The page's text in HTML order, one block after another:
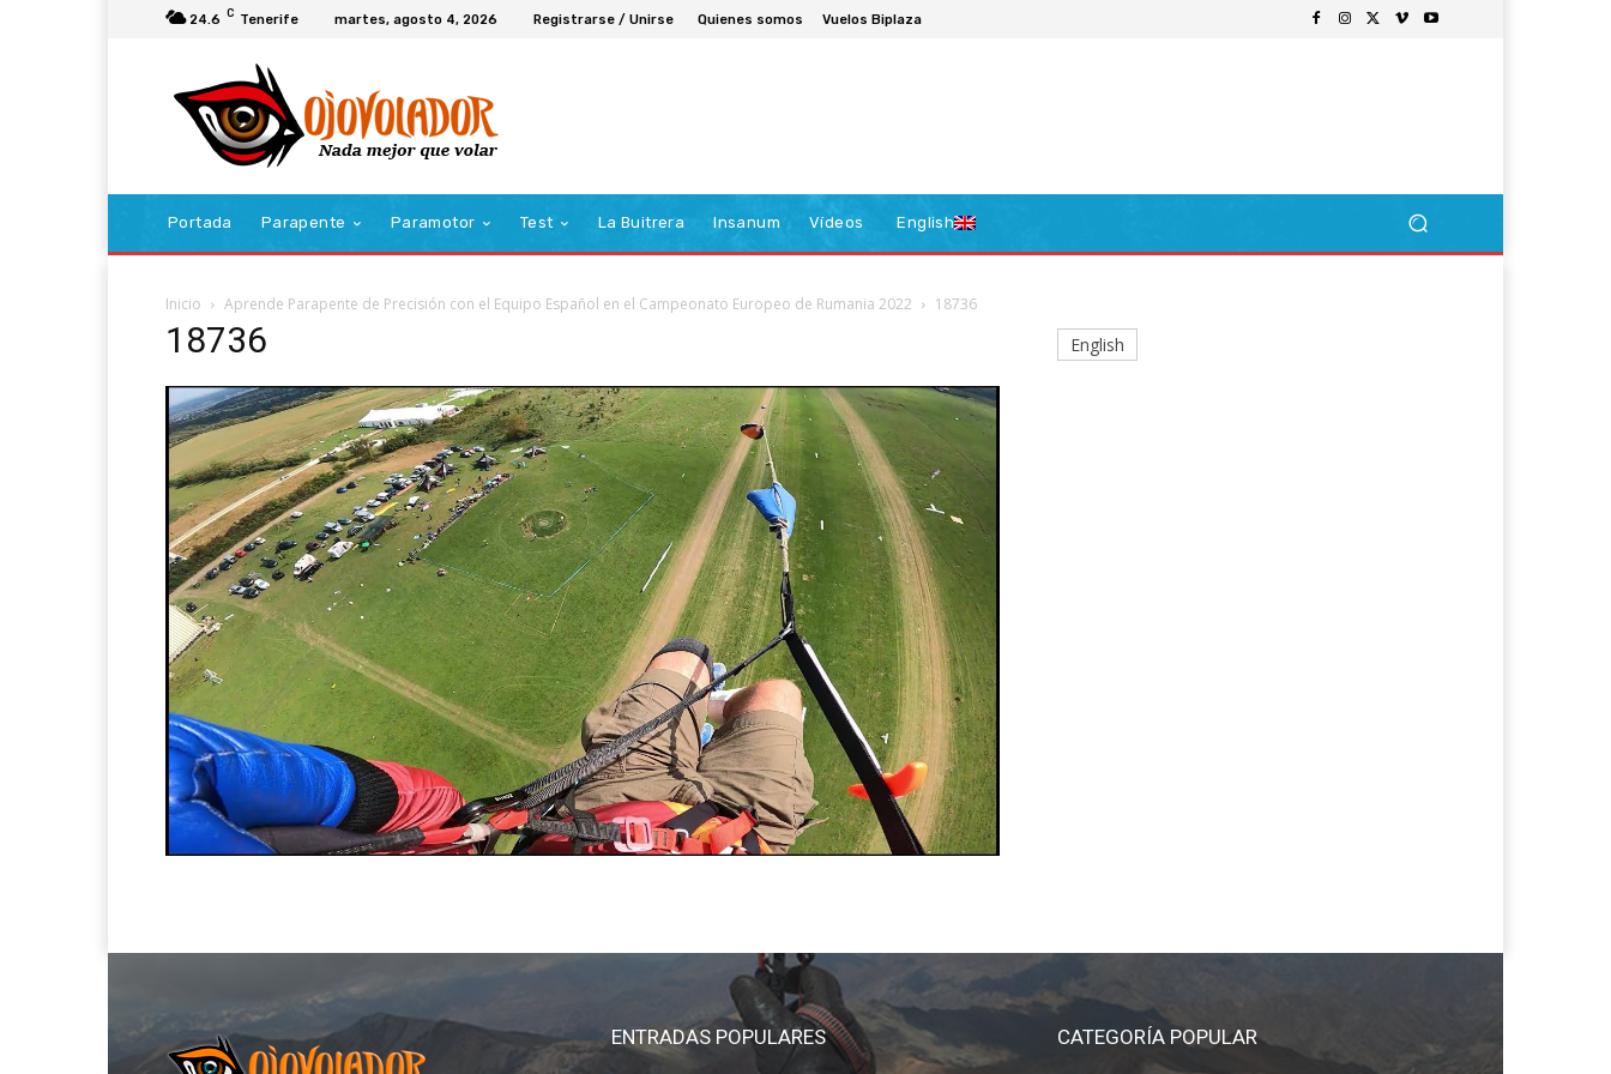
24.6 C Tenerife martes, agosto 4, 2026 Registrarse / Unirse Quienes somos Vuelos Biplaza
Portada Parapente Paramotor Test La Buitrera Insanum Vídeos English
Inicio Aprende Parapente de Precisión con el Equipo Español en el Campeonato Europeo de Rumania 2022 18736
18736 English
ENTRADAS POPULARES CATEGORÍA POPULAR